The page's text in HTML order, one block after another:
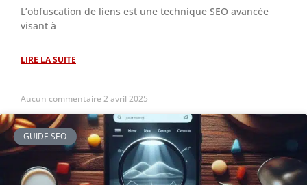
L’obfuscation de liens est une technique SEO avancée
visant à
LIRE LA SUITE
Aucun commentaire 2 avril 2025
GUIDE SEO